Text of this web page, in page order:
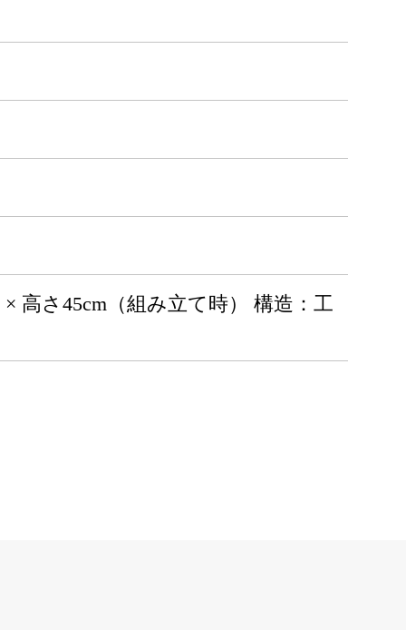
高さ45cm（組み立て時） 構造：工